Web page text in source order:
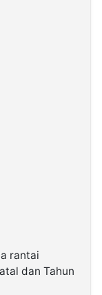
rantai
dan Tahun